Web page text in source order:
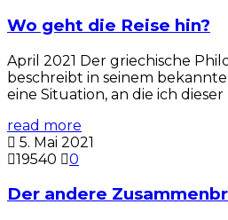
Wo geht die Reise hin?
April 2021 Der griechische
beschreibt in seinem
eine Situation, an die ich dieser
read more
5. Mai 2021
19540
0
Der andere